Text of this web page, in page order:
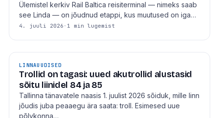
Ülemistel kerkiv Rail Baltica reisiterminal — nimeks saab
see Linda — on jõudnud etappi, kus muutused on iga…
4. juuli 2026 · 1 min lugemist
LINNAUUDISED
Trollid on tagasi: uued akutrollid alustasid
sõitu liinidel 84 ja 85
Tallinna tänavatele naasis 1. juulist 2026 sõiduk, mille linn
jõudis juba peaaegu ära saata: troll. Esimesed uue
põlvkonna…